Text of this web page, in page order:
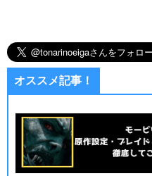
オススメ記事！